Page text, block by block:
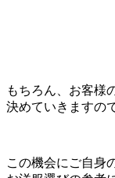
もちろん、お客様
決めていきますの
この機会にご自身